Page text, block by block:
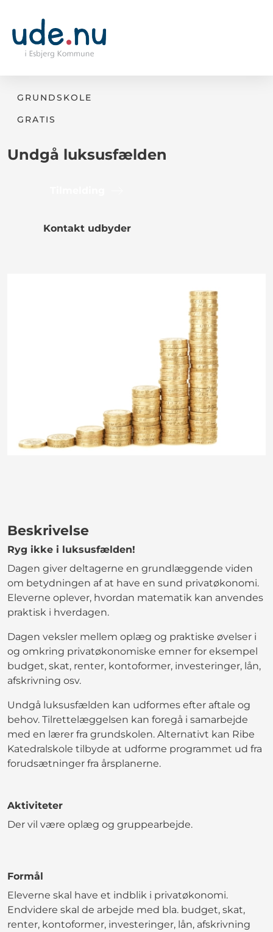
GRUNDSKOLE
GRATIS
Undgå luksusfælden
Kontakt udbyder
Beskrivelse
Ryg ikke i luksusfælden!
Dagen giver deltagerne en grundlæggende viden
om betydningen af at have en sund privatøkonomi.
Eleverne oplever, hvordan matematik kan anvendes
praktisk i hverdagen.
Dagen veksler mellem oplæg og praktiske øvelser i
og omkring privatøkonomiske emner for eksempel
budget, skat, renter, kontoformer, investeringer, lån,
afskrivning osv.
Undgå luksusfælden kan udformes efter aftale og
behov. Tilrettelæggelsen kan foregå i samarbejde
med en lærer fra grundskolen. Alternativt kan Ribe
Katedralskole tilbyde at udforme programmet ud fra
forudsætninger fra årsplanerne.
Aktiviteter
Der vil være oplæg og gruppearbejde.
Formål
Eleverne skal have et indblik i privatøkonomi.
Endvidere skal de arbejde med bla. budget, skat,
renter, kontoformer, investeringer, lån, afskrivning